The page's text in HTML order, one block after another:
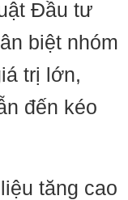
Đầu tư
biệt nhóm
trị lớn,
đến kéo
tăng cao